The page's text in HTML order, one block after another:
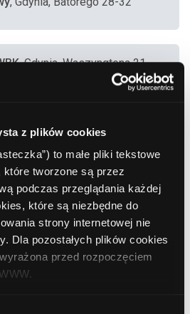
z plików cookies
to małe pliki tekstowe
które tworzone są przez
podczas przeglądania każdej
które są niezbędne do
strony internetowej nie
Dla pozostałych plików cookies
przed rozpoczęciem
, Gdynia, Waszyngtona 21
Skwer Kościuszki 13
Świętojańska 74